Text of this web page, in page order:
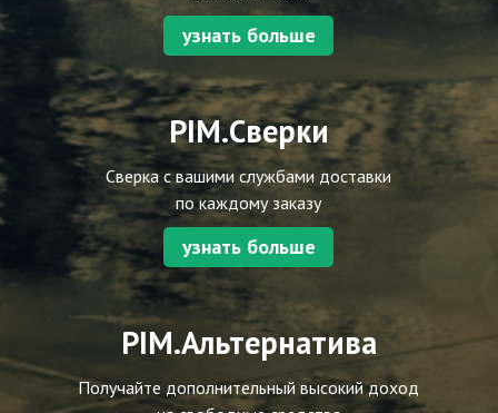
узнать больше
PIM.Сверки
Сверка с вашими службами доставки
по каждому заказу
узнать больше
PIM.Альтернатива
Получайте дополнительный высокий доход